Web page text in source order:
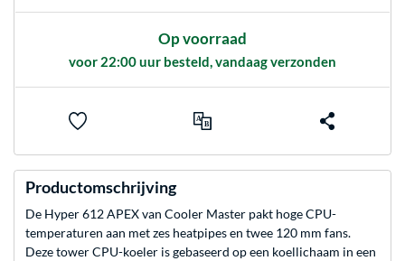
Op voorraad
voor 22:00 uur besteld, vandaag verzonden
Productomschrijving
De Hyper 612 APEX van Cooler Master pakt hoge CPU-
temperaturen aan met zes heatpipes en twee 120 mm fans.
Deze tower CPU-koeler is gebaseerd op een koellichaam in een